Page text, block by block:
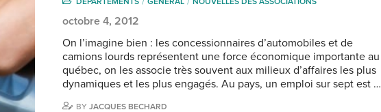
octobre 4, 2012
On l’imagine bien : les concessionnaires d’automobiles et de
camions lourds représentent une force économique importante au
québec, on les associe très souvent aux milieux d’affaires les plus
dynamiques et les plus engagés. Au pays, un emploi sur sept est …
BYJACQUES BECHARD